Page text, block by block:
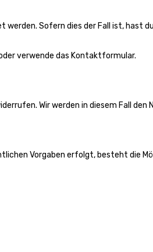
Sofern dies der Fall ist, hast
verwende das Kontaktformular.
Wir werden in diesem Fall
Vorgaben erfolgt, besteht die